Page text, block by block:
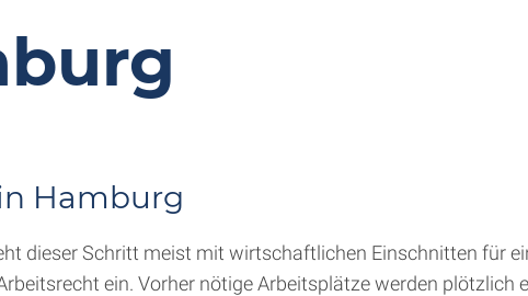
Hamburg
dieser Schritt meist mit wirtschaftlichen Einschnitten für
ein. Vorher nötige Arbeitsplätze werden